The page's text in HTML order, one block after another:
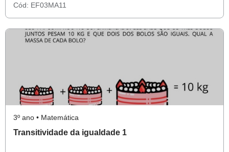
Cód: EF03MA11
3º ano • Matemática
Transitividade da igualdade 1